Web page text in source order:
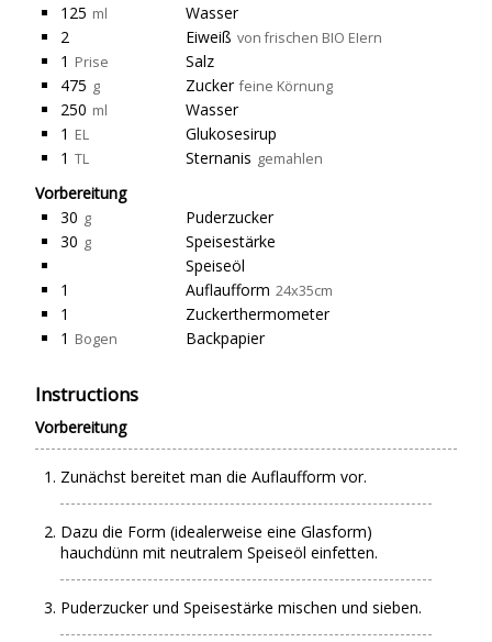
125 ml
Wasser
2
Eiweiß von frischen BIO EIern
1 Prise
Salz
475 g Zucker feine Körnung
250 ml
Wasser
1 EL
Glukosesirup
1 TL Sternanis gemahlen
Vorbereitung
30 g
Puderzucker
30 g
Speisestärke
Speiseöl
1
Auflaufform 24x35cm
1
Zuckerthermometer
1 Bogen Backpapier
Instructions
Vorbereitung
Zunächst bereitet man die Auflaufform vor.
Dazu die Form (idealerweise eine Glasform)
hauchdünn mit neutralem Speiseöl einfetten.
Puderzucker und Speisestärke mischen und sieben.